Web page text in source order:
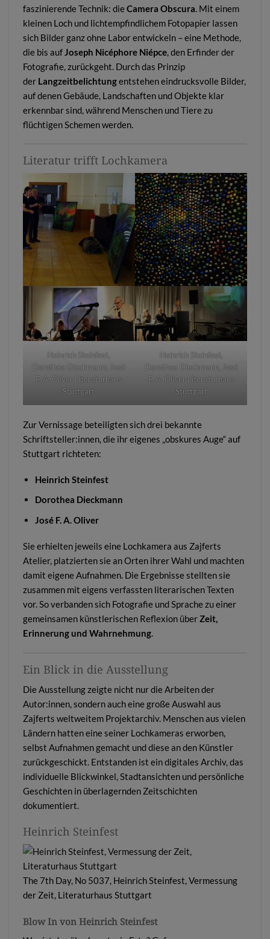
faszinierende Technik: dieCamera Obscura . Mit einem
kleinen Loch und lichtempfindlichem Fotopapier lassen
sich Bilder ganz ohne Labor entwickeln – eine Methode,
die bis auf Joseph Nicéphore Niépce, den Erfinder der
Fotografie, zurückgeht. Durch das Prinzip
der Langzeitbelichtungentstehen eindrucksvolle Bilder,
auf denen Gebäude, Landschaften und Objekte klar
erkennbar sind, während Menschen und Tiere zu
flüchtigen Schemen werden.
Literatur trifft Lochkamera
Heinrich Steinfest,
Dorothea Dieckmann, José
F. A. Oliver Literaturhaus
Stuttgart
Heinrich Steinfest,
Dorothea Dieckmann, José
F. A. Oliver Literaturhaus
Stuttgart
Zur Vernissage beteiligten sich drei bekannte
Schriftsteller:innen, die ihr eigenes „obskures Auge“ auf
Stuttgart richteten:
Heinrich Steinfest
Dorothea Dieckmann
José F. A. Oliver
Sie erhielten jeweils eine Lochkamera aus Zajferts
Atelier, platzierten sie an Orten ihrer Wahl und machten
damit eigene Aufnahmen. Die Ergebnisse stellten sie
zusammen mit eigens verfassten literarischen Texten
vor. So verbanden sich Fotografie und Sprache zu einer
gemeinsamen künstlerischen Reflexion überZeit,
Erinnerung und Wahrnehmung.
Ein Blick in die Ausstellung
Die Ausstellung zeigte nicht nur die Arbeiten der
Autor:innen, sondern auch eine große Auswahl aus
Zajferts weltweitem Projektarchiv. Menschen aus vielen
Ländern hatten eine seiner Lochkameras erworben,
selbst Aufnahmen gemacht und diese an den Künstler
zurückgeschickt. Entstanden ist ein digitales Archiv, das
individuelle Blickwinkel, Stadtansichten und persönliche
Geschichten in überlagernden Zeitschichten
dokumentiert.
Heinrich Steinfest
The 7th Day, No 5037, Heinrich Steinfest, Vermessung
der Zeit, Literaturhaus Stuttgart
Blow In von Heinrich Steinfest